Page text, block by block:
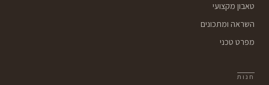
טאבון מקצועי
השראה ומתכונים
מפרט טכני
חנות